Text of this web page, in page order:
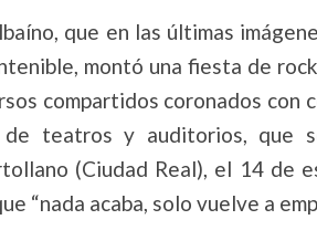
que en las últimas
montó una fiesta de
compartidos coronados con
teatros y auditorios, que
(Ciudad Real), el 14 de
“nada acaba, solo vuelve a